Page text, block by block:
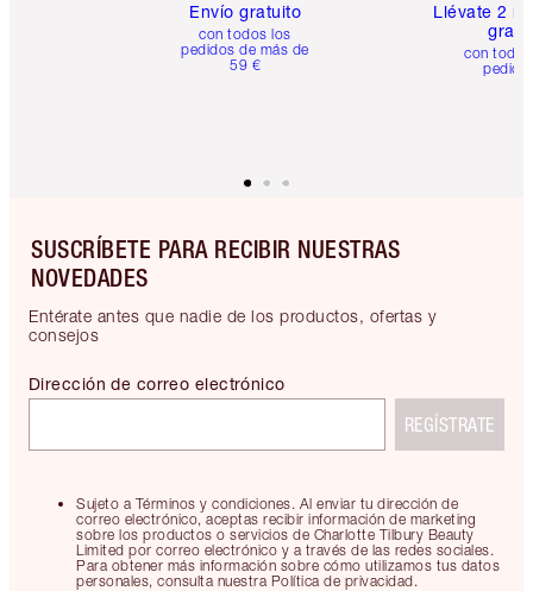
Envío gratuito
con todos los
pedidos de más de
59 €
Llévate 2
gratis
con
SUSCRÍBETE PARA RECIBIR NUESTRAS
NOVEDADES
Entérate antes que nadie de los productos, ofertas y
consejos
Sujeto a Términos y condiciones. Al enviar tu dirección de
correo electrónico, aceptas recibir información de marketing
sobre los productos o servicios de Charlotte Tilbury Beauty
Limited por correo electrónico y a través de las redes sociales.
Para obtener más información sobre cómo utilizamos tus datos
personales, consulta nuestra Política de privacidad.
Dirección de correo electrónico
REGÍSTRATE